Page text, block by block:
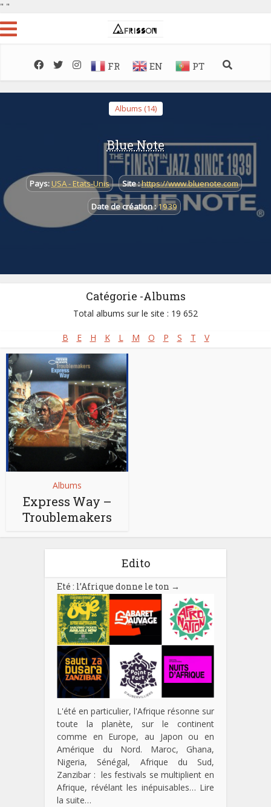
" "
FR EN PT
Albums (14)
Blue Note
Pays: USA - Etats-Unis Site :https://www.bluenote.com
Date de création :1939
Catégorie -Albums
Total albums sur le site : 19 652
B E H K L M O P S T V
Albums
Express Way –
Troublemakers
Edito
Eté : l’Afrique donne le ton →
L'été en particulier, l'Afrique résonne sur
toute la planète, sur le continent
comme en Europe, au Japon ou en
Amérique du Nord. Maroc, Ghana,
Nigeria, Sénégal, Afrique du Sud,
Zanzibar : les festivals se multiplient en
Afrique, révélant les inépuisables… Lire
la suite…